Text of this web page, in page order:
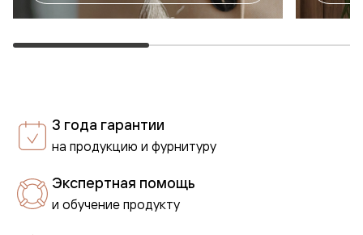
3 года гарантии
на продукцию и фурнитуру
Экспертная помощь
и обучение продукту